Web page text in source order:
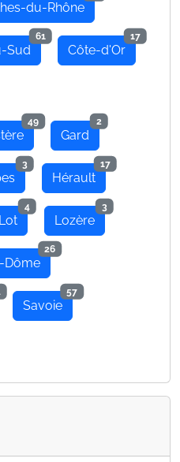
du-Rhône
Sud
61
Côte-d'Or
17
49
Gard
2
3
Hérault
17
Lot
4
Lozère
3
Dôme
26
Savoie
57